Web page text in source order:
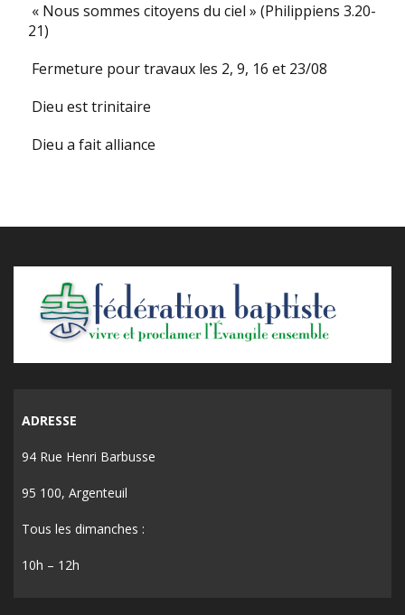
« Nous sommes citoyens du ciel » (Philippiens 3.20-
21)
Fermeture pour travaux les 2, 9, 16 et 23/08
Dieu est trinitaire
Dieu a fait alliance
ADRESSE
94 Rue Henri Barbusse
95 100, Argenteuil
Tous les dimanches :
10h – 12h